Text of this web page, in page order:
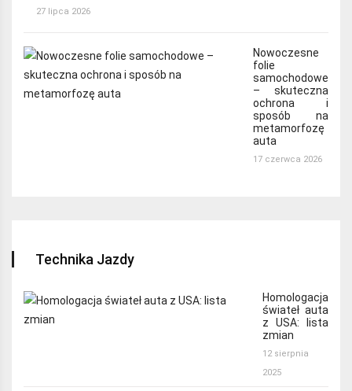
27 lipca 2026
Nowoczesne
folie
samochodowe
– skuteczna
ochrona i
sposób na
metamorfozę
auta
17 czerwca 2026
Technika Jazdy
Homologacja
świateł auta
z USA: lista
zmian
12 sierpnia
2025